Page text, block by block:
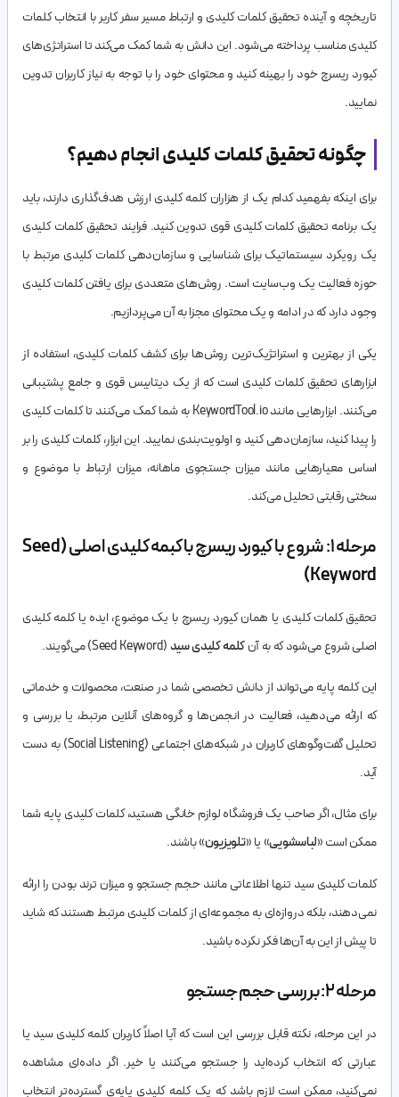
تاریخچه و آینده تحقیق کلمات کلیدی و ارتباط مسیر سفر کاربر با انتخاب کلمات
کلیدی مناسب پرداخته می‌شود. این دانش به شما کمک می‌کند تا استراتژی‌های
کیورد ریسرچ خود را بهینه کنید و محتوای خود را با توجه به نیاز کاربران تدوین
نمایید.
چگونه تحقیق کلمات کلیدی انجام دهیم؟
برای اینکه بفهمید کدام یک از هزاران کلمه کلیدی ارزش هدف‌گذاری دارند، باید
یک برنامه تحقیق کلمات کلیدی قوی تدوین کنید. فرایند تحقیق کلمات کلیدی
یک رویکرد سیستماتیک برای شناسایی و سازمان‌دهی کلمات کلیدی مرتبط با
حوزه فعالیت یک وب‌سایت است. روش‌های متعددی برای یافتن کلمات کلیدی
وجود دارد که در ادامه و یک محتوای مجزا به آن می‌پردازیم.
یکی از بهترین و استراتژیک‌ترین روش‌ها برای کشف کلمات کلیدی، استفاده از
ابزارهای تحقیق کلمات کلیدی است که از یک دیتابیس قوی و جامع پشتیبانی
می‌کنند. ابزارهایی مانند KeywordTool.io به شما کمک می‌کنند تا کلمات کلیدی
را پیدا کنید، سازمان‌دهی کنید و اولویت‌بندی نمایید. این ابزار، کلمات کلیدی را بر
اساس معیارهایی مانند میزان جستجوی ماهانه، میزان ارتباط با موضوع و
سختی رقابتی تحلیل می‌کند.
مرحله 1: شروع با کیورد ریسرچ با کبمه کلیدی اصلی (Seed
Keyword)
تحقیق کلمات کلیدی یا همان کیورد ریسرچ با یک موضوع، ایده یا کلمه کلیدی
اصلی شروع می‌شود که به آنکلمه کلیدی سید(Seed Keyword) می‌گویند.
این کلمه پایه می‌تواند از دانش تخصصی شما در صنعت، محصولات و خدماتی
که ارائه می‌دهید، فعالیت در انجمن‌ها و گروه‌های آنلاین مرتبط، یا بررسی و
تحلیل گفت‌وگوهای کاربران در شبکه‌های اجتماعی (Social Listening) به دست
آید.
برای مثال، اگر صاحب یک فروشگاه لوازم خانگی هستید، کلمات کلیدی پایه شما
ممکن است «لباسشویی» یا «تلویزیون» باشند.
کلمات کلیدی سید تنها اطلاعاتی مانند حجم جستجو و میزان ترند بودن را ارائه
نمی‌دهند، بلکه دروازه‌ای به مجموعه‌ای از کلمات کلیدی مرتبط هستند که شاید
تا پیش از این به آن‌ها فکر نکرده باشید.
مرحله 2: بررسی حجم جستجو
در این مرحله، نکته قابل بررسی این است که آیا اصلاً کاربران کلمه کلیدی سید یا
عبارتی که انتخاب کرده‌اید را جستجو می‌کنند یا خیر. اگر داده‌ای مشاهده
نمی‌کنید، ممکن است لازم باشد که یک کلمه کلیدی پایه‌ی گسترده‌تر انتخاب